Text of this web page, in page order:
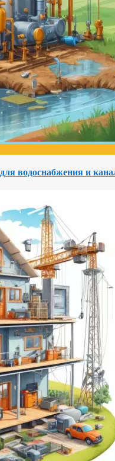
водоснабжения и